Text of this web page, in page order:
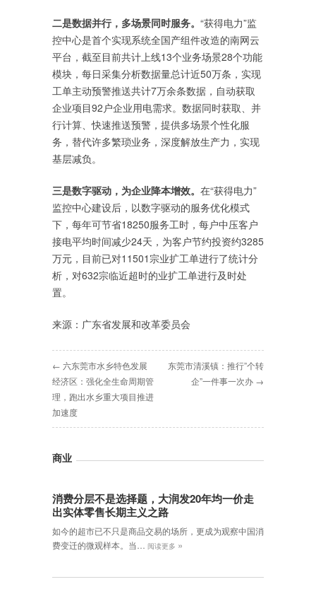
二是数据并行，多场景同时服务。 “获得电力”监
控中心是首个实现系统全国产组件改造的南网云
平台，截至目前共计上线13个业务场景28个功能
模块，每日采集分析数据量总计近50万条，实现
工单主动预警推送共计7万余条数据，自动获取
企业项目92户企业用电需求。数据同时获取、并
行计算、快速推送预警，提供多场景个性化服
务，替代许多繁琐业务，深度解放生产力，实现
基层减负。
三是数字驱动，为企业降本增效。 在“获得电力”
监控中心建设后，以数字驱动的服务优化模式
下，每年可节省18250服务工时，每户中压客户
接电平均时间减少24天，为客户节约投资约3285
万元，目前已对11501宗业扩工单进行了统计分
析，对632宗临近超时的业扩工单进行及时处
置。
来源：广东省发展和改革委员会
← 六东莞市水乡特色发展
经济区：强化全生命周期管
理，跑出水乡重大项目推进
加速度
东莞市清溪镇：推行”个转
企”一件事一次办 →
商业
消费分层不是选择题，大润发20年均一价走
出实体零售长期主义之路
如今的超市已不只是商品交易的场所，更成为观察中国消
费变迁的微观样本。当…
阅读更多 »